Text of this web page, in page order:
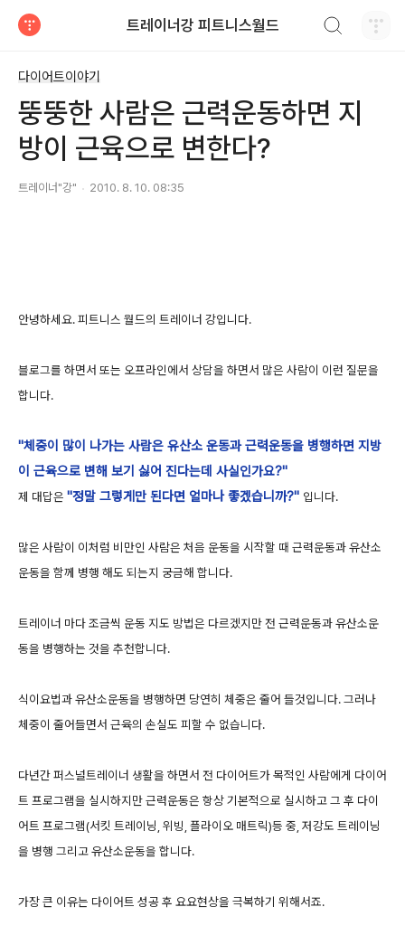
트레이너강 피트니스월드
다이어트이야기
뚱뚱한 사람은 근력운동하면 지
방이 근육으로 변한다?
트레이너"강" 2010. 8. 10. 08:35
안녕하세요. 피트니스 월드의 트레이너 강입니다.
블로그를 하면서 또는 오프라인에서 상담을 하면서 많은 사람이 이런 질문을
합니다.
"체중이 많이 나가는 사람은 유산소 운동과 근력운동을 병행하면 지방
이 근육으로 변해 보기 싫어 진다는데 사실인가요?"
제 대답은 "정말 그렇게만 된다면 얼마나 좋겠습니까?" 입니다.
많은 사람이 이처럼 비만인 사람은 처음 운동을 시작할 때 근력운동과 유산소
운동을 함께 병행 해도 되는지 궁금해 합니다.
트레이너 마다 조금씩 운동 지도 방법은 다르겠지만 전 근력운동과 유산소운
동을 병행하는 것을 추천합니다.
식이요법과 유산소운동을 병행하면 당연히 체중은 줄어 들것입니다. 그러나
체중이 줄어들면서 근육의 손실도 피할 수 없습니다.
다년간 퍼스널트레이너 생활을 하면서 전 다이어트가 목적인 사람에게 다이어
트 프로그램을 실시하지만 근력운동은 항상 기본적으로 실시하고 그 후 다이
어트 프로그램(서킷 트레이닝, 위빙, 플라이오 매트릭)등 중, 저강도 트레이닝
을 병행 그리고 유산소운동을 합니다.
가장 큰 이유는 다이어트 성공 후 요요현상을 극복하기 위해서죠.